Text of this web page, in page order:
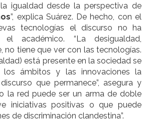
igualdad desde la perspectiva de
”, explica Suárez. De hecho, con el
tecnologías el discurso no ha
el académico. “La desigualdad,
no tiene que ver con las tecnologías.
está presente en la sociedad se
ámbitos y las innovaciones la
que permanece”, asegura y
la red puede ser un arma de doble
iniciativas positivas o que puede
de discriminación clandestina”.